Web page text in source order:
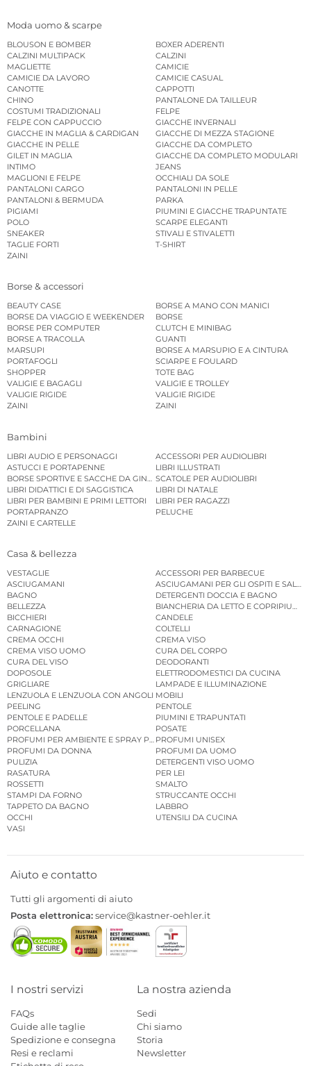
Moda uomo & scarpe
BLOUSON E BOMBER
BOXER ADERENTI
CALZINI MULTIPACK
CALZINI
MAGLIETTE
CAMICIE
CAMICIE DA LAVORO
CAMICIE CASUAL
CANOTTE
CAPPOTTI
CHINO
PANTALONE DA TAILLEUR
COSTUMI TRADIZIONALI
FELPE
FELPE CON CAPPUCCIO
GIACCHE INVERNALI
GIACCHE IN MAGLIA & CARDIGAN
GIACCHE DI MEZZA STAGIONE
GIACCHE IN PELLE
GIACCHE DA COMPLETO
GILET IN MAGLIA
GIACCHE DA COMPLETO MODULARI
INTIMO
JEANS
MAGLIONI E FELPE
OCCHIALI DA SOLE
PANTALONI CARGO
PANTALONI IN PELLE
PANTALONI & BERMUDA
PARKA
PIGIAMI
PIUMINI E GIACCHE TRAPUNTATE
POLO
SCARPE ELEGANTI
SNEAKER
STIVALI E STIVALETTI
TAGLIE FORTI
T-SHIRT
ZAINI
Borse & accessori
BEAUTY CASE
BORSE A MANO CON MANICI
BORSE DA VIAGGIO E WEEKENDER
BORSE
BORSE PER COMPUTER
CLUTCH E MINIBAG
BORSE A TRACOLLA
GUANTI
MARSUPI
BORSE A MARSUPIO E A CINTURA
PORTAFOGLI
SCIARPE E FOULARD
SHOPPER
TOTE BAG
VALIGIE E BAGAGLI
VALIGIE E TROLLEY
VALIGIE RIGIDE
VALIGIE RIGIDE
ZAINI
ZAINI
Bambini
LIBRI AUDIO E PERSONAGGI
ACCESSORI PER AUDIOLIBRI
ASTUCCI E PORTAPENNE
LIBRI ILLUSTRATI
BORSE SPORTIVE E SACCHE DA GINNASTICASCATOLE PER AUDIOLIBRI
LIBRI DIDATTICI E DI SAGGISTICA
LIBRI DI NATALE
LIBRI PER BAMBINI E PRIMI LETTORI
LIBRI PER RAGAZZI
PORTAPRANZO
PELUCHE
ZAINI E CARTELLE
Casa & bellezza
VESTAGLIE
ACCESSORI PER BARBECUE
ASCIUGAMANI
ASCIUGAMANI PER GLI OSPITI E
BAGNO
DETERGENTI DOCCIA E BAGNO
BELLEZZA
BIANCHERIA DA LETTO E COPRIPIUMINI
BICCHIERI
CANDELE
CARNAGIONE
COLTELLI
CREMA OCCHI
CREMA VISO
CREMA VISO UOMO
CURA DEL CORPO
CURA DEL VISO
DEODORANTI
DOPOSOLE
ELETTRODOMESTICI DA CUCINA
GRIGLIARE
LAMPADE E ILLUMINAZIONE
LENZUOLA E LENZUOLA CON ANGOLI MOBILI
PEELING
PENTOLE
PENTOLE E PADELLE
PIUMINI E TRAPUNTATI
PORCELLANA
POSATE
PROFUMI PER AMBIENTE E SPRAY PER AMBIENTE
PROFUMI UNISEX
PROFUMI DA DONNA
PROFUMI DA UOMO
PULIZIA
DETERGENTI VISO UOMO
RASATURA
PER LEI
ROSSETTI
SMALTO
STAMPI DA FORNO
STRUCCANTE OCCHI
TAPPETO DA BAGNO
LABBRO
OCCHI
UTENSILI DA CUCINA
VASI
Aiuto e contatto
Tutti gli argomenti di aiuto
Posta elettronica:service@kastner-oehler.it
I nostri servizi
FAQs
Guide alle taglie
Spedizione e consegna
Resi e reclami
La nostra azienda
Sedi
Chi siamo
Storia
Newsletter